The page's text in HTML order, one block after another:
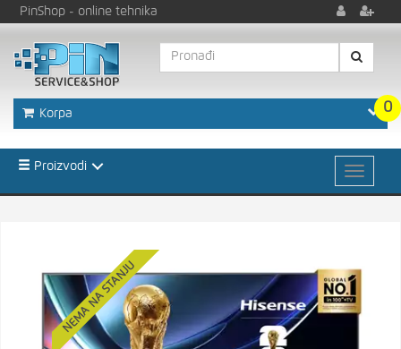
PinShop - online tehnika
0
Korpa
Proizvodi
NEMA NA STANJU